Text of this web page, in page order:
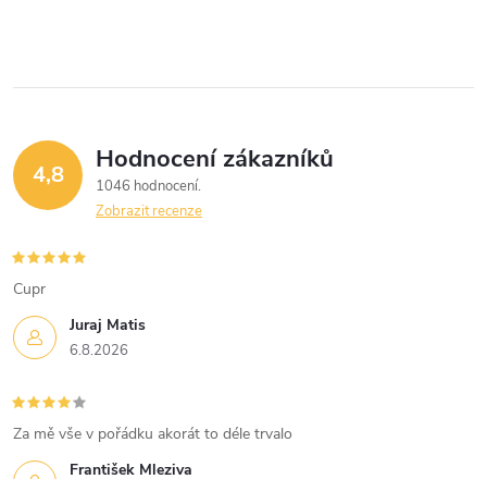
r
v
k
v
ý
p
i
s
4,8 Hodnocení zákazníků
1046 hodnocení
Zobrazit recenze
Juraj Matis
6.8.2026
Cupr
František Mleziva
Za mě vše v pořádku akorát to déle trvalo